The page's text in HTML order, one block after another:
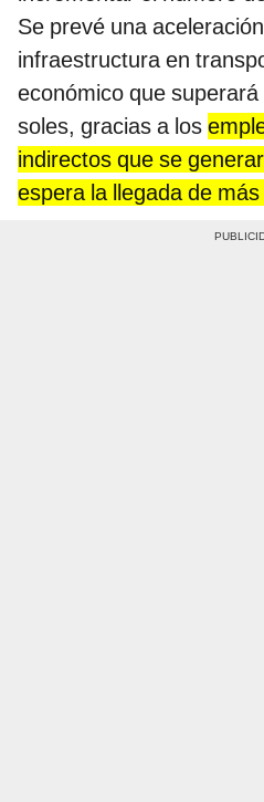
Se prevé una
infraestructura en
económico que
soles, gracias a los
indirectos que se
espera la llegada de